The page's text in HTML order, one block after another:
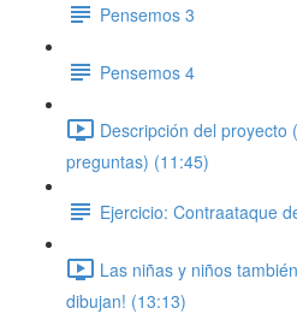
Pensemos 3
Pensemos 4
Descripción del proyecto
preguntas) (11:45)
Ejercicio: Contraataque
Las niñas y niños
dibujan! (13:13)